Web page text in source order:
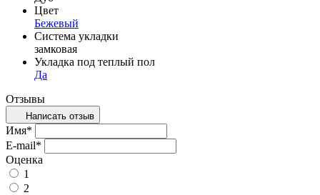
Цвет
Бежевый
Система укладки
замковая
Укладка под теплый пол
Да
Отзывы
Написать отзыв
Имя*
E-mail*
Оценка
1
2